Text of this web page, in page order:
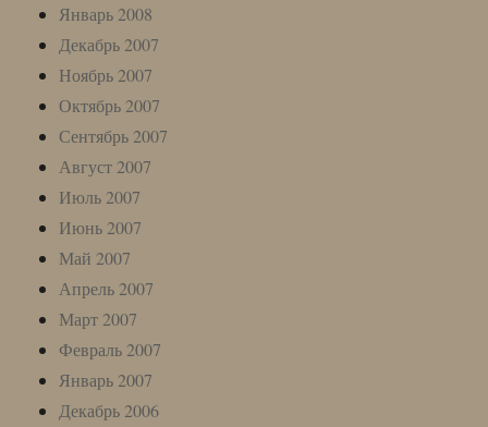
Январь 2008
Декабрь 2007
Ноябрь 2007
Октябрь 2007
Сентябрь 2007
Август 2007
Июль 2007
Июнь 2007
Май 2007
Апрель 2007
Март 2007
Февраль 2007
Январь 2007
Декабрь 2006